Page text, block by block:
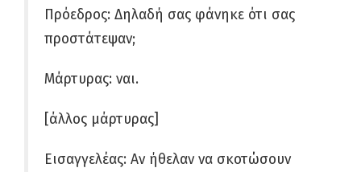
Πρόεδρος: Δηλαδή σας φάνηκε ότι σας
προστάτεψαν;
Μάρτυρας: ναι.
[άλλος μάρτυρας]
Εισαγγελέας: Αν ήθελαν να σκοτώσουν